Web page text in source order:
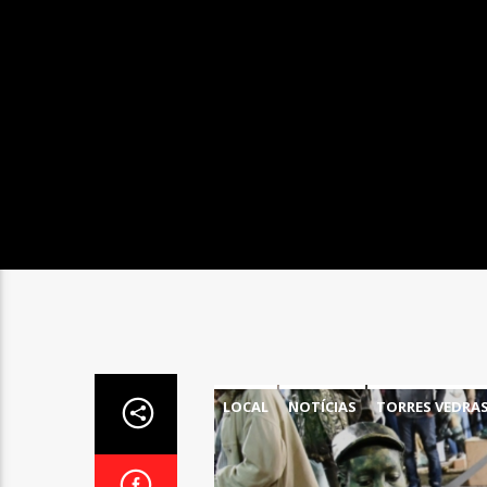
LOCAL NOTÍCIAS TORRES